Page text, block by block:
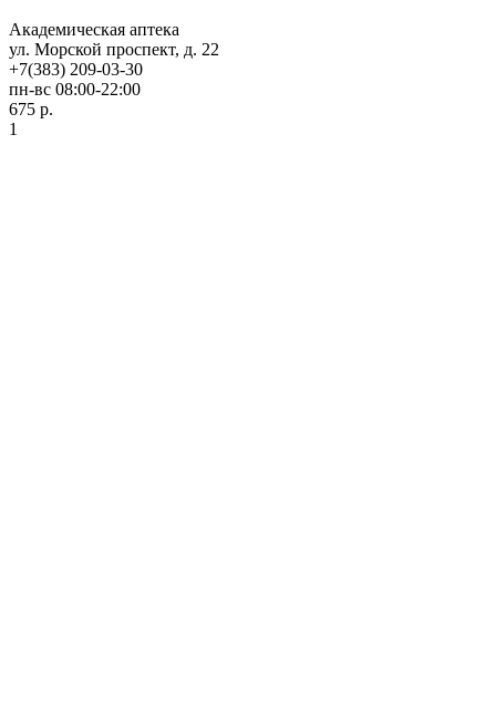
Академическая аптека
ул. Морской проспект, д. 22
+7(383) 209-03-30
пн-вс 08:00-22:00
675 р.
1